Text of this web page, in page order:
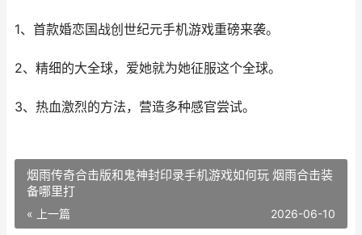
1、首款婚恋国战创世纪元手机游戏重磅来袭。
2、精细的大全球，爱她就为她征服这个全球。
3、热血激烈的方法，营造多种感官尝试。
烟雨传奇合击版和鬼神封印录手机游戏如何玩 烟雨合击装
备哪里打
« 上一篇 2026-06-10